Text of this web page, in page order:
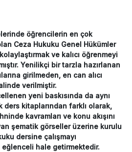
öğrencilerin en çok
Ceza Hukuku Genel Hükümler
ve kalıcı öğrenmeyi
Yenilikçi bir tarzla hazırlanan
girilmeden, en can alıcı
verilmiştir.
yeni baskısında da aynı
kitaplarından farklı olarak,
kavramları ve konu akışını
şematik görseller üzerine kurulu
dersine çalışmayı
eğlenceli hale getirmektedir.